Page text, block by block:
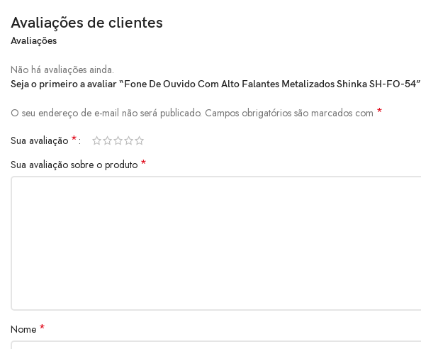
Avaliações de clientes
Avaliações
Não há avaliações ainda.
Seja o primeiro a avaliar “Fone De Ouvido Com Alto Falantes Metalizados Shinka SH-FO-54”
O seu endereço de e-mail não será publicado. Campos obrigatórios são marcados com *
Sua avaliação *
Sua avaliação sobre o produto *
Nome *